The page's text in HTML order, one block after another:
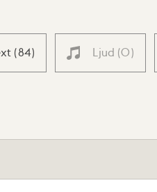
(84) Ljud (0)